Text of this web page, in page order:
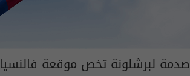
صدمة لبرشلونة تخص موقعة فالنسيا